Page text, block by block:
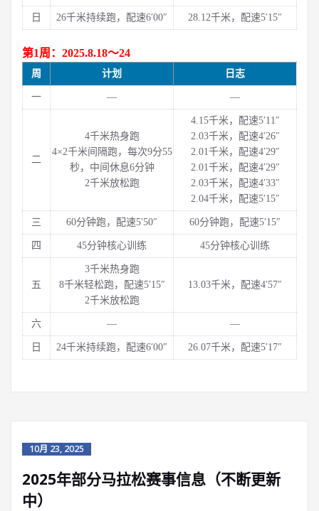
日 26千米持续跑，配速6′00″ 28.12千米，配速5′15″
第1周：2025.8.18～24
周 计划 日志
一 — —
二
4千米热身跑
4×2千米间隔跑，每次9分55
秒，中间休息6分钟
2千米放松跑
4.15千米，配速5′11″
2.03千米，配速4′26″
2.01千米，配速4′29″
2.01千米，配速4′29″
2.03千米，配速4′33″
2.04千米，配速5′15″
三 60分钟跑，配速5′50″ 60分钟跑，配速5′15″
四 45分钟核心训练 45分钟核心训练
五
3千米热身跑
8千米轻松跑，配速5′15″
2千米放松跑
13.03千米，配速4′57″
六 — —
日 24千米持续跑，配速6′00″ 26.07千米，配速5′17″
10月 23, 2025
2025年部分马拉松赛事信息（不断更新
中）